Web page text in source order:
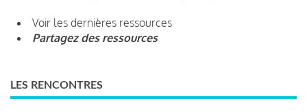
Voir les dernières ressources
Partagez des ressources
LES RENCONTRES